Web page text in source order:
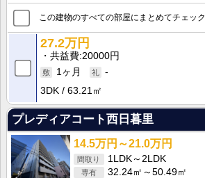
この建物のすべての部屋にまとめてチェック
27.2万円
共益費 20000円
1ヶ月
-
3DK
63.21㎡
プレディアコート西日暮里
14.5万円～21.0万円
1LDK～2LDK
32.24㎡～50.49㎡